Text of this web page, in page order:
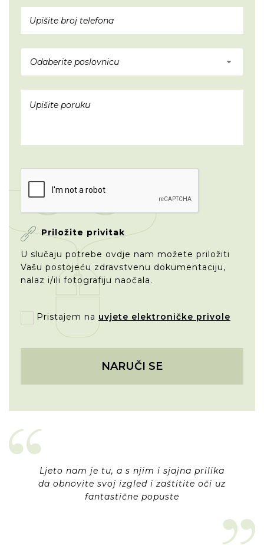
Odaberite poslovnicu
Priložite privitak
U slučaju potrebe ovdje nam možete priložiti
Vašu postojeću zdravstvenu dokumentaciju,
nalaz i/ili fotografiju naočala.
Pristajem na uvjete elektroničke privole
NARUČI SE
Ljeto nam je tu, a s njim i sjajna prilika
da obnovite svoj izgled i zaštitite oči uz
fantastične popuste